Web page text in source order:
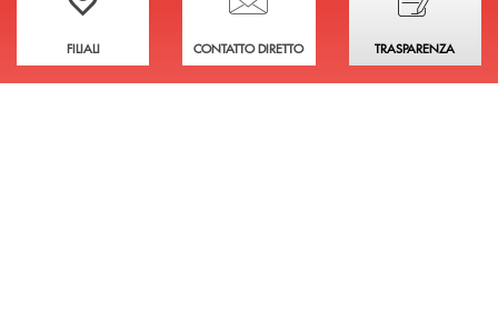
FILIALI CONTATTO DIRETTO TRASPARENZA